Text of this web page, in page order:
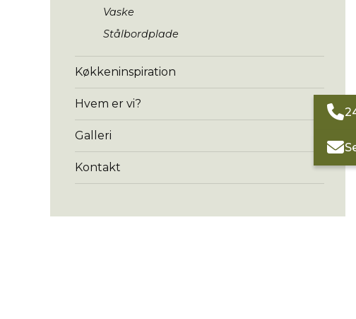
Vaske
Stålbordplade
Køkkeninspiration
Hvem er vi?
Galleri
Kontakt